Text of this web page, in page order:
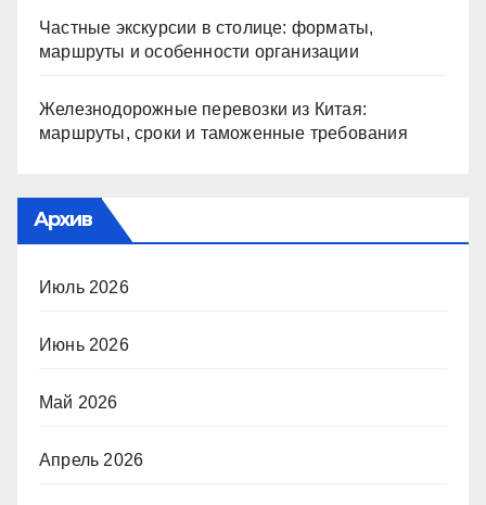
Частные экскурсии в столице: форматы,
маршруты и особенности организации
Железнодорожные перевозки из Китая:
маршруты, сроки и таможенные требования
Архив
Июль 2026
Июнь 2026
Май 2026
Апрель 2026